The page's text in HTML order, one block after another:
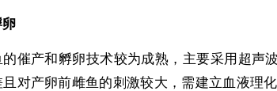
的催产和孵卵技术较为成熟，主要采用超声
对产卵前雌鱼的刺激较大，需建立血液理